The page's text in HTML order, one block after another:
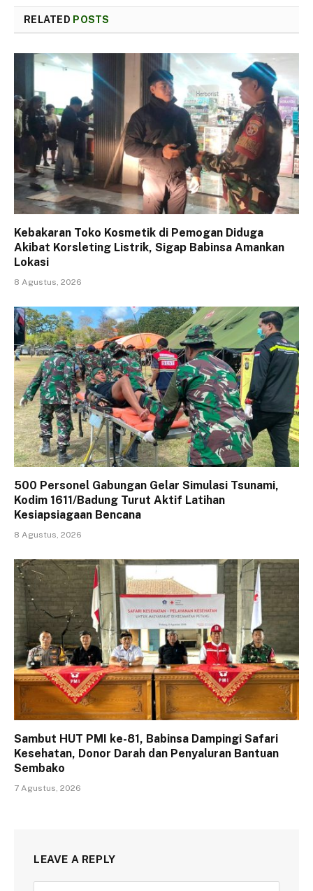
RELATED POSTS
Kebakaran Toko Kosmetik di Pemogan Diduga
Akibat Korsleting Listrik, Sigap Babinsa Amankan
Lokasi
8 Agustus, 2026
500 Personel Gabungan Gelar Simulasi Tsunami,
Kodim 1611/Badung Turut Aktif Latihan
Kesiapsiagaan Bencana
8 Agustus, 2026
Sambut HUT PMI ke-81, Babinsa Dampingi Safari
Kesehatan, Donor Darah dan Penyaluran Bantuan
Sembako
7 Agustus, 2026
LEAVE A REPLY